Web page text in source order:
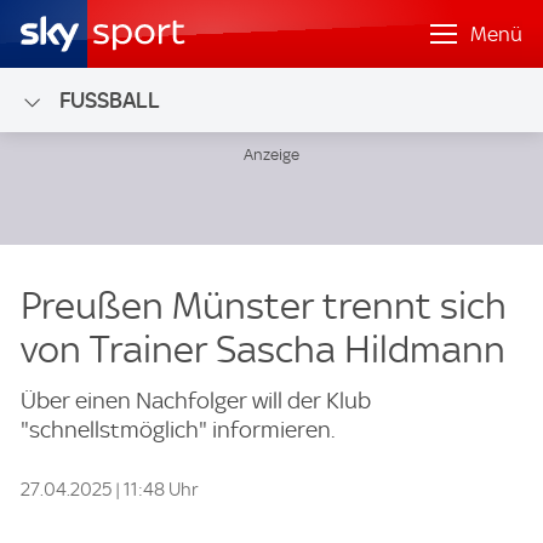
Menü
FUSSBALL
Preußen Münster trennt sich
von Trainer Sascha Hildmann
Über einen Nachfolger will der Klub
"schnellstmöglich" informieren.
27.04.2025 | 11:48 Uhr